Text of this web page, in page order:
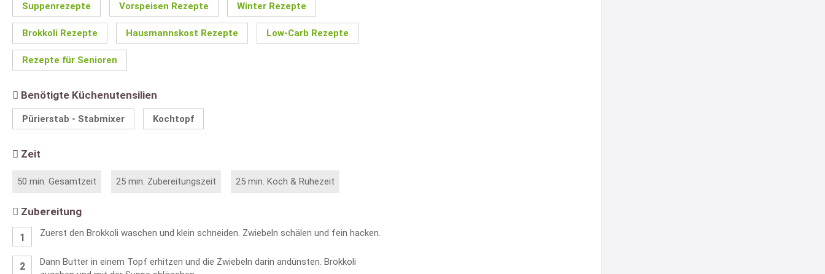
Suppenrezepte Vorspeisen Rezepte Winter Rezepte
Brokkoli Rezepte Hausmannskost Rezepte Low-Carb Rezepte
Rezepte für Senioren
Benötigte Küchenutensilien
Pürierstab - Stabmixer Kochtopf
Zeit
50 min. Gesamtzeit 25 min. Zubereitungszeit 25 min. Koch & Ruhezeit
Zubereitung
Zuerst den Brokkoli waschen und klein schneiden. Zwiebeln schälen und fein hacken.
Dann Butter in einem Topf erhitzen und die Zwiebeln darin andünsten. Brokkoli